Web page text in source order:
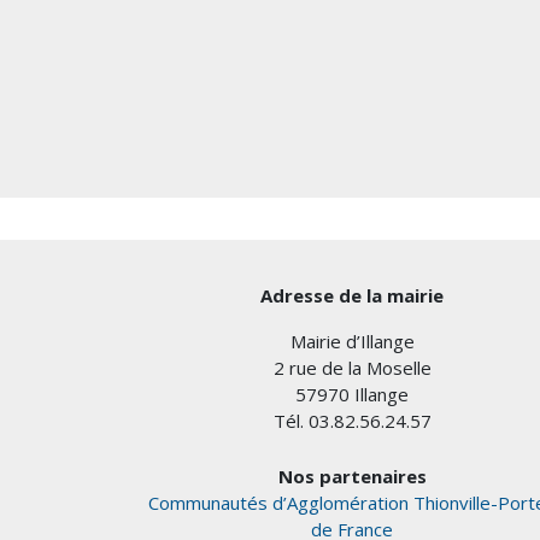
Adresse de la mairie
Mairie d’Illange
2 rue de la Moselle
57970 Illange
Tél. 03.82.56.24.57
Nos partenaires
Communautés d’Agglomération Thionville-
de France